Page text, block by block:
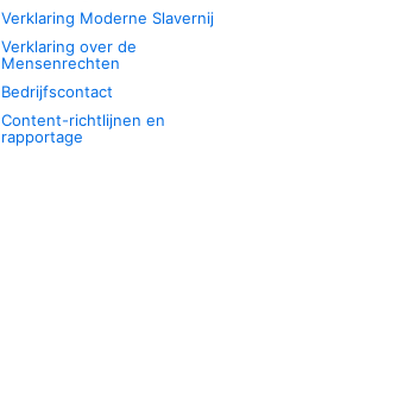
Verklaring Moderne Slavernij
Verklaring over de
Mensenrechten
Bedrijfscontact
Content-richtlijnen en
rapportage